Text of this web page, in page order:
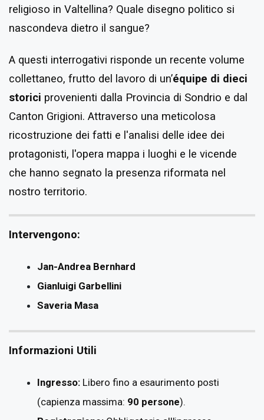
religioso in Valtellina? Quale disegno politico si
nascondeva dietro il sangue?
A questi interrogativi risponde un recente volume
collettaneo, frutto del lavoro di un’équipe di dieci
storici provenienti dalla Provincia di Sondrio e dal
Canton Grigioni. Attraverso una meticolosa
ricostruzione dei fatti e l'analisi delle idee dei
protagonisti, l'opera mappa i luoghi e le vicende
che hanno segnato la presenza riformata nel
nostro territorio.
Intervengono:
Jan-Andrea Bernhard
Gianluigi Garbellini
Saveria Masa
Informazioni Utili
Ingresso: Libero fino a esaurimento posti
(capienza massima: 90 persone).